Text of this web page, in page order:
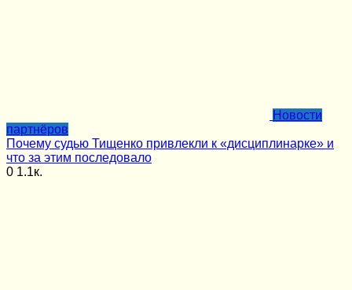
Новости
партнёров
Почему судью Тищенко привлекли к «дисциплинарке» и
что за этим последовало
0 1.1к.